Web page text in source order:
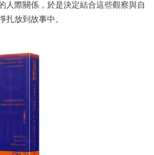
人際關係，於是決定結合這些觀察與自
扎放到故事中。